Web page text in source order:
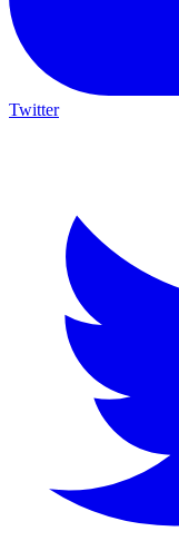
Twitter